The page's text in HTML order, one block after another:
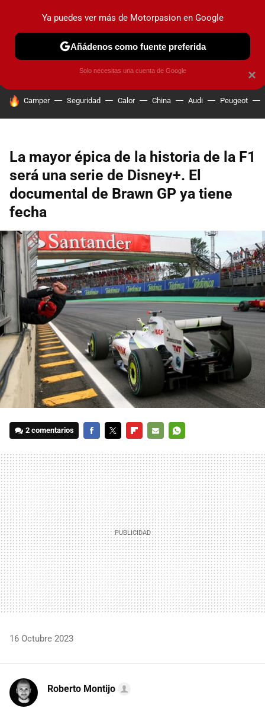
PRUEBAS COCHES ELÉCTRICOS OBSERVATORIO
HOY SE HABLA DE
Camper Seguridad Calor China Audi Peugeot
La mayor épica de la historia de la F1
será una serie de Disney+. El
documental de Brawn GP ya tiene
fecha
2 comentarios
MAIL
16 Octubre 2023
Roberto Montijo
×
Ya puedes ver más de Motorpasion en Google
Añádenos como fuente preferida
Solo necesitas una cuenta de Google